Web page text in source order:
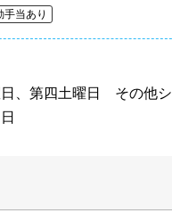
手当あり
日、第四土曜日 その他シ